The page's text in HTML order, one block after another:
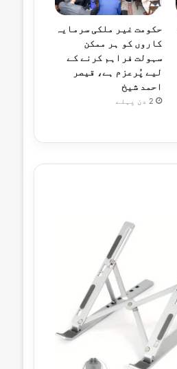
حکومت غیر ملکی سرمایہ
کاروں کو ہر ممکن
سہولت فراہم کرنے کے
لیے پُرعزم ہے، قیصر
احمد شیخ
2 دن پہلے